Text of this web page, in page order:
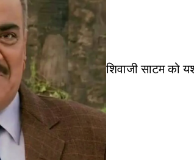
शिवाजी साटम को